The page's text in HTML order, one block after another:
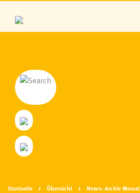
Startseite Übersicht News: Archiv Monat